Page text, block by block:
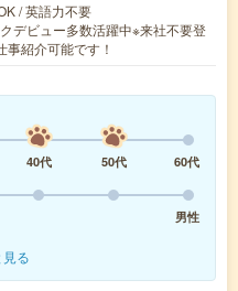
/ 英語力不要
デビュー多数活躍中※来社不要登
紹介可能です！
40代 50代
60代
男性
見る